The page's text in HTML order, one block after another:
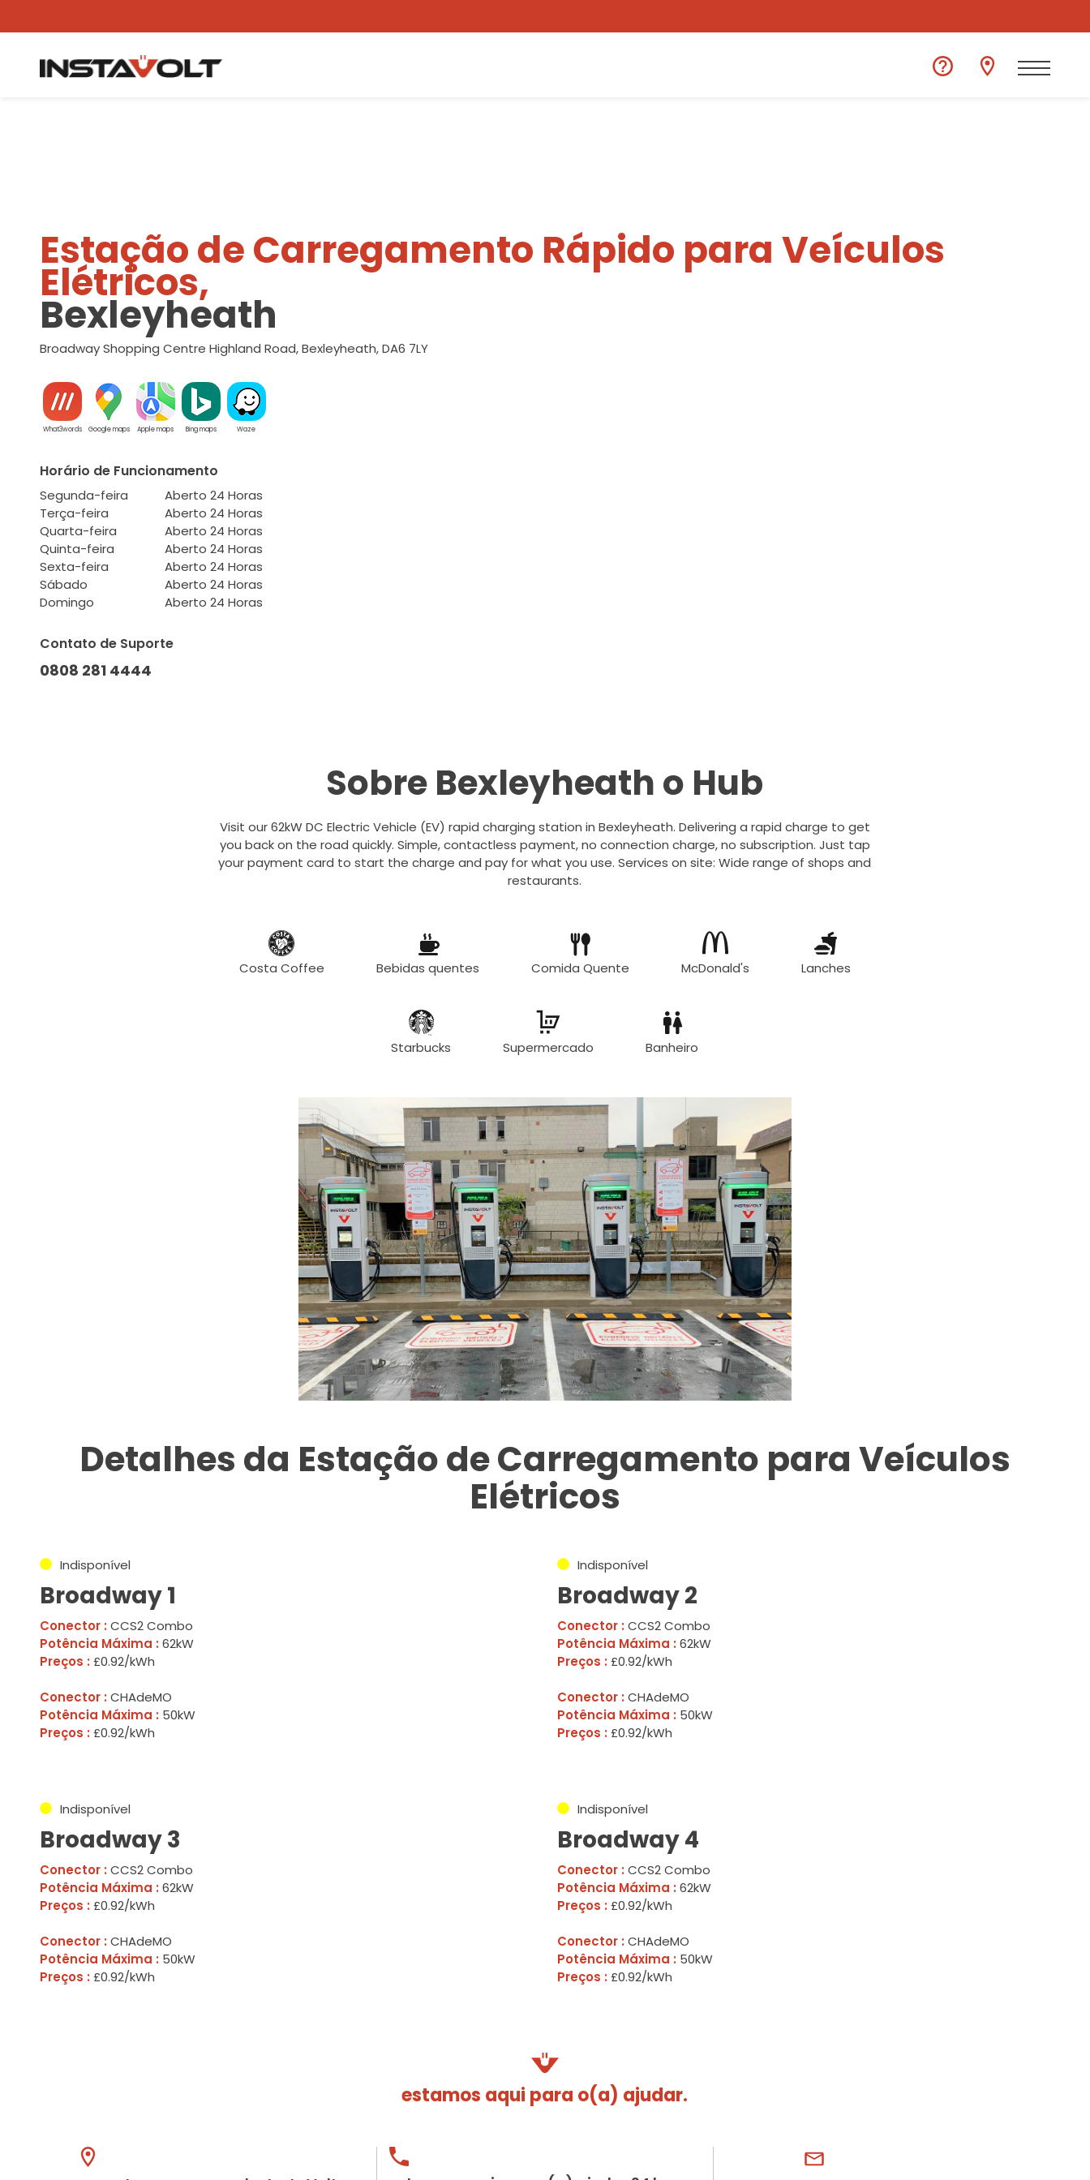
Ver outra localização
Estação de Carregamento Rápido para Veículos
Elétricos,
Bexleyheath
Broadway Shopping Centre Highland Road, Bexleyheath, DA6 7LY
What3words Google maps Apple maps Bing maps Waze
Horário de Funcionamento
Segunda-feira
Aberto 24 Horas
Terça-feira
Aberto 24 Horas
Quarta-feira
Aberto 24 Horas
Quinta-feira
Aberto 24 Horas
Sexta-feira
Aberto 24 Horas
Sábado
Aberto 24 Horas
Domingo
Aberto 24 Horas
Contato de Suporte
0808 281 4444
Sobre Bexleyheath o Hub
Visit our 62kW DC Electric Vehicle (EV) rapid charging station in Bexleyheath. Delivering a rapid charge to get
you back on the road quickly. Simple, contactless payment, no connection charge, no subscription. Just tap
your payment card to start the charge and pay for what you use. Services on site: Wide range of shops and
restaurants.
Costa Coffee Bebidas quentes Comida Quente McDonald's Lanches
Starbucks Supermercado Banheiro
Detalhes da Estação de Carregamento para Veículos
Elétricos
Indisponível
Broadway 1
Conector : CCS2 Combo
Potência Máxima : 62kW
Preços : £0.92/kWh
Conector : CHAdeMO
Potência Máxima : 50kW
Preços : £0.92/kWh
Indisponível
Broadway 2
Conector : CCS2 Combo
Potência Máxima : 62kW
Preços : £0.92/kWh
Conector : CHAdeMO
Potência Máxima : 50kW
Preços : £0.92/kWh
Indisponível
Broadway 3
Conector : CCS2 Combo
Potência Máxima : 62kW
Preços : £0.92/kWh
Conector : CHAdeMO
Potência Máxima : 50kW
Preços : £0.92/kWh
Indisponível
Broadway 4
Conector : CCS2 Combo
Potência Máxima : 62kW
Preços : £0.92/kWh
Conector : CHAdeMO
Potência Máxima : 50kW
Preços : £0.92/kWh
estamos aqui para o(a) ajudar.